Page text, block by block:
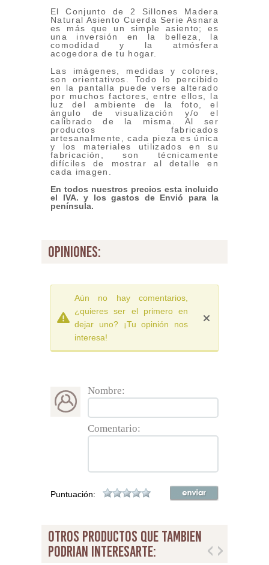
El Conjunto de 2 Sillones Madera
Natural Asiento Cuerda Serie Asnara
es más que un simple asiento; es
una inversión en la belleza, la
comodidad y la atmósfera
acogedora de tu hogar.
Las imágenes, medidas y colores,
son orientativos. Todo lo percibido
en la pantalla puede verse alterado
por muchos factores, entre ellos, la
luz del ambiente de la foto, el
ángulo de visualización y/o el
calibrado de la misma. Al ser
productos fabricados
artesanalmente, cada pieza es única
y los materiales utilizados en su
fabricación, son técnicamente
difíciles de mostrar al detalle en
cada imagen.
En todos nuestros precios esta incluido
el IVA. y los gastos de Envió para la
península.
opiniones:
Aún no hay comentarios,
¿quieres ser el primero en
dejar uno? ¡Tu opinión nos
interesa!
Nombre:
Comentario:
Puntuación:
otros productos que tambien
podrian interesarte: